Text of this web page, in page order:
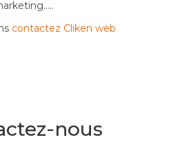
contactez Cliken web
nous